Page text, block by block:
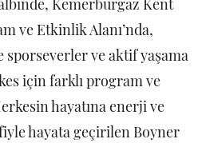
Kemerburgaz Kent
ve Etkinlik Alanı’nda,
sporseverler ve aktif yaşama
için farklı program ve
hayatına enerji ve
hayata geçirilen Boyner